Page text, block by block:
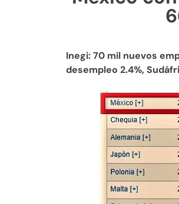
Inegi: 70 mil nuevos
desempleo 2.4%,